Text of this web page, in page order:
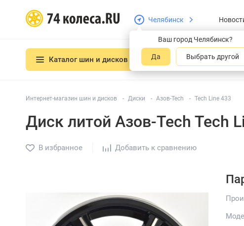
Челябинск
Ваш город Челябинск?
Да Выбрать другой
Каталог шин и дисков О нас
Интернет-магазин шин и дисков Диски Азов-Tech Tech Line 433
Диск литой Азов-Tech Tech
В избранное Добавить к сравнению